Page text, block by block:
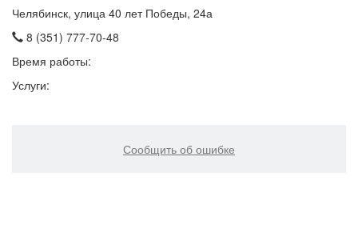
Челябинск, улица 40 лет Победы, 24а
8 (351) 777-70-48
Время работы:
Услуги:
Сообщить об ошибке